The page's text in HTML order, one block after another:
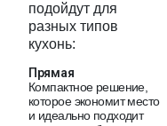
подойдут для
разных типов
кухонь:
Прямая
Компактное решение,
которое экономит место
и идеально подходит